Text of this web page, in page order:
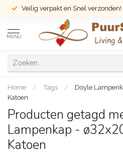
Veilig verpakt en Snel verzonden!
MENU
Home / Tags /
Doyle
Katoen
Producten getagd
Lampenkap -
Katoen